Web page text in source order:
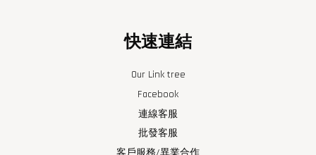
快速連結
Our Link tree
Facebook
連線客服
批發客服